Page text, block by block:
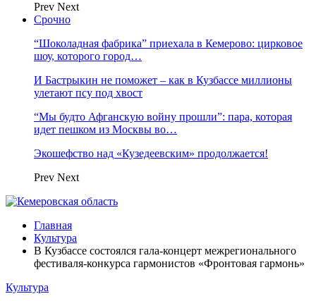
Prev Next
Срочно
“Шоколадная фабрика” приехала в Кемерово: цирковое
шоу, которого город…
И Бастрыкин не поможет – как в Кузбассе миллионы
улетают псу под хвост
“Мы будто Афганскую войну прошли”: пара, которая
идет пешком из Москвы во…
Экошефство над «Кузедеевским» продолжается!
Prev Next
Главная
Культура
В Кузбассе состоялся гала-концерт межрегионального
фестиваля-конкурса гармонистов «Фронтовая гармонь»
Культура